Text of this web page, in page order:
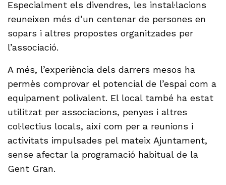
Especialment els divendres, les instal·lacions
reuneixen més d’un centenar de persones en
sopars i altres propostes organitzades per
l’associació.
A més, l’experiència dels darrers mesos ha
permès comprovar el potencial de l’espai com a
equipament polivalent. El local també ha estat
utilitzat per associacions, penyes i altres
col·lectius locals, així com per a reunions i
activitats impulsades pel mateix Ajuntament,
sense afectar la programació habitual de la
Gent Gran.